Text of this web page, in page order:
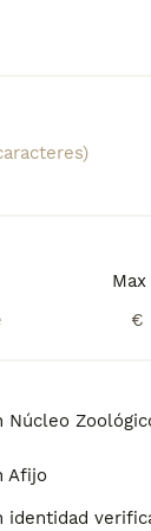
€
Núcleo
Afijo
identidad
espera el
un
Terrier?
es de
los precios